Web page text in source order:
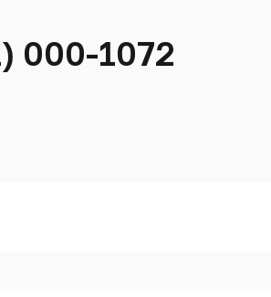
000-1072